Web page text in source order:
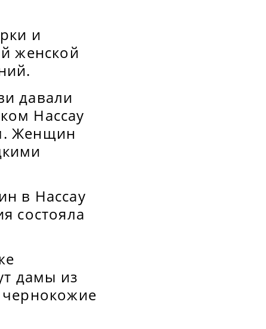
и
женской
давали
Нассау
Женщин
в Нассау
состояла
дамы из